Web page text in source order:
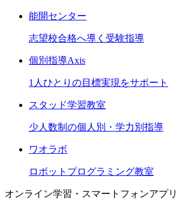
能開センター
志望校合格へ導く受験指導
個別指導Axis
1人ひとりの目標実現をサポート
スタッド学習教室
少人数制の個人別・学力別指導
ワオラボ
ロボットプログラミング教室
オンライン学習・スマートフォンアプリ